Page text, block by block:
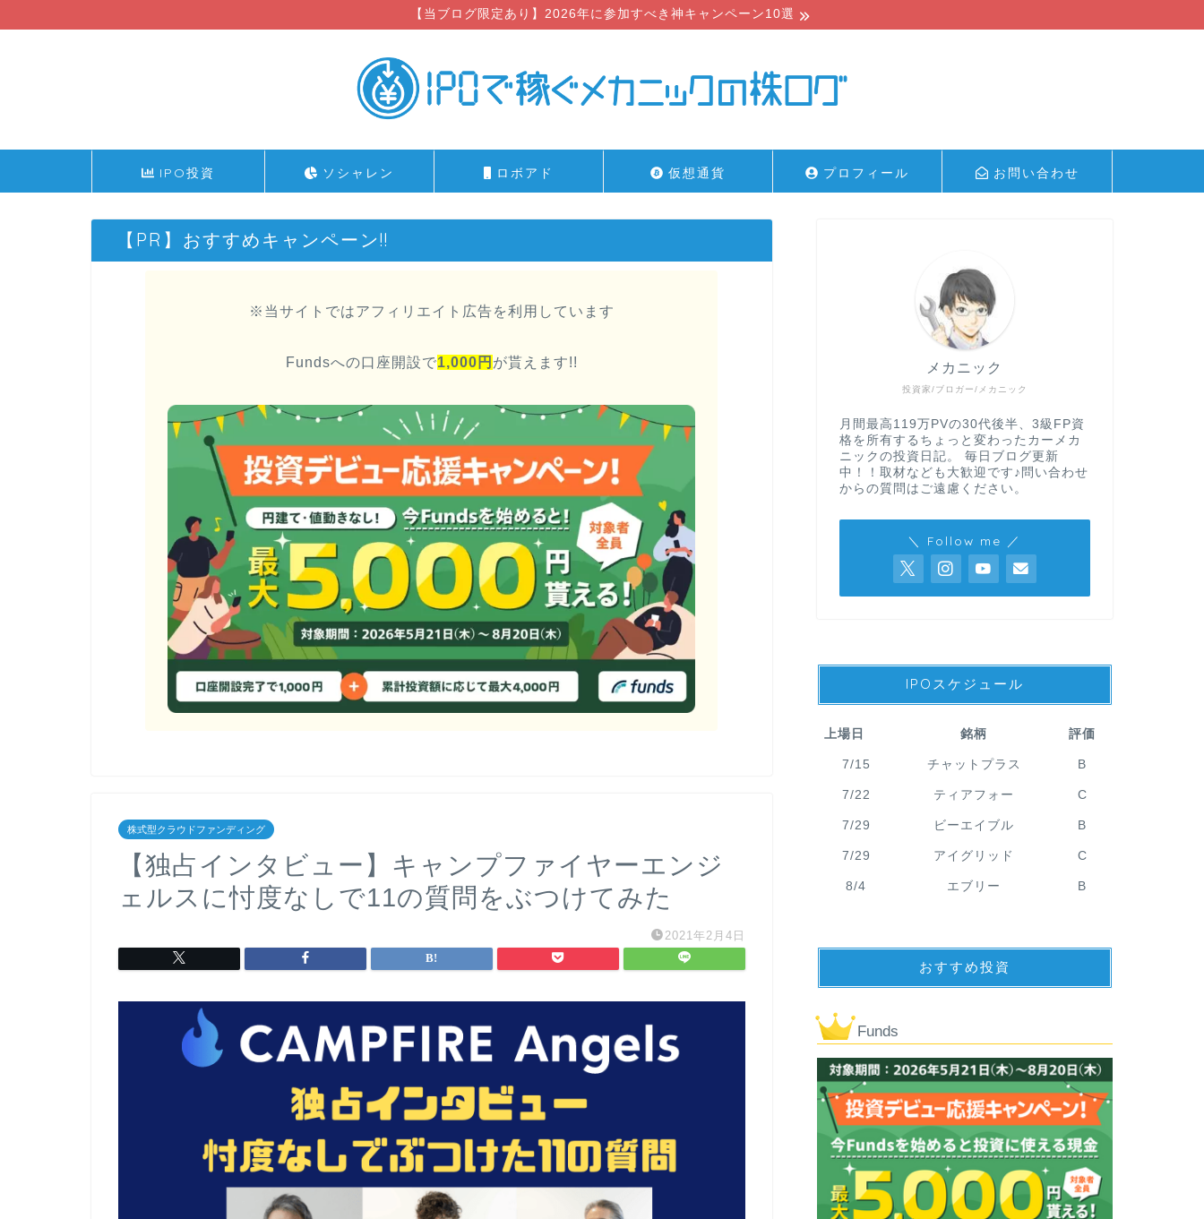
【当ブログ限定あり】2026年に参加すべき神キャンペーン10選
IPO投資 ソシャレン ロボアド 仮想通貨 プロフィール お問い合わせ
【PR】おすすめキャンペーン!!
※当サイトではアフィリエイト広告を利用しています
Fundsへの口座開設で1,000円 が貰えます!!
株式型クラウドファンディング
【独占インタビュー】キャンプファイヤーエンジ
ェルスに忖度なしで11の質問をぶつけてみた
2021年2月4日
投資家/ブロガー/メカニック
メカニック
月間最高119万PVの30代後半、3級FP資
格を所有するちょっと変わったカーメカ
ニックの投資日記。 毎日ブログ更新
中！！取材なども大歓迎です♪問い合わせ
からの質問はご遠慮ください。
＼ Follow me ／
IPOスケジュール
上場日 銘柄 評価
7/15 チャットプラス B
7/22 ティアフォー C
7/29 ビーエイブル B
7/29 アイグリッド C
8/4 エブリー B
おすすめ投資
Funds